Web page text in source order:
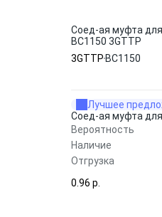
Соед-ая муфта
BC1150 3GTTP
3GTTP BC1150
Лучшее
Соед-ая муфта
Вероятность
Наличие
Отгрузка
0.96 p.